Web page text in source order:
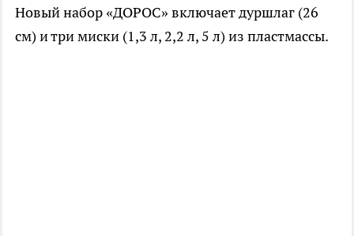
Новый набор «ДОРОС» включает дуршлаг (26
см) и три миски (1,3 л, 2,2 л, 5 л) из пластмассы.